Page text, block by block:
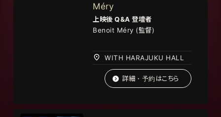
Méry
上映後 Q&A登壇者
Benoit Méry (監督)
WITH HARAJUKU HALL
詳細・予約はこちら